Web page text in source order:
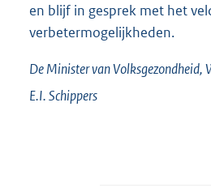
en blijf in gesprek met het
verbetermogelijkheden.
De Minister van Volksgezondheid,
E.I.Schippers